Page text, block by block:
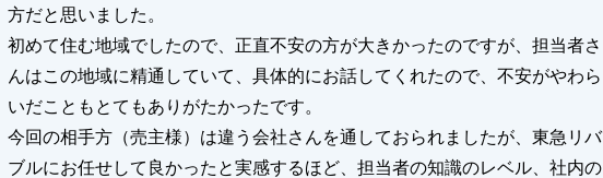
方だと思いました。
初めて住む地域でしたので、正直不安の方が大きかったのですが、担当者さ
んはこの地域に精通していて、具体的にお話してくれたので、不安がやわら
いだこともとてもありがたかったです。
今回の相手方（売主様）は違う会社さんを通しておられましたが、東急リバ
ブルにお任せして良かったと実感するほど、担当者の知識のレベル、社内の